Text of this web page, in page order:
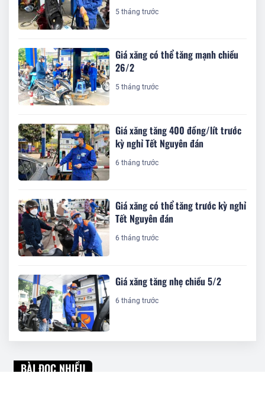
5 tháng trước
Giá xăng có thể tăng mạnh chiều
26/2
5 tháng trước
Giá xăng tăng 400 đồng/lít trước
kỳ nghỉ Tết Nguyên đán
6 tháng trước
Giá xăng có thể tăng trước kỳ nghỉ
Tết Nguyên đán
6 tháng trước
Giá xăng tăng nhẹ chiều 5/2
6 tháng trước
BÀI ĐỌC NHIỀU